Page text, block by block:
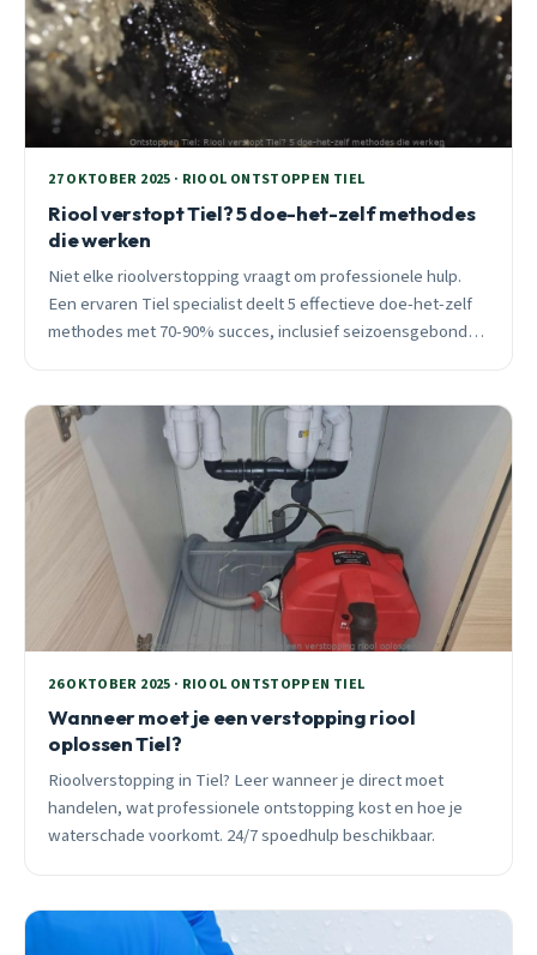
27 OKTOBER 2025 · RIOOL ONTSTOPPEN TIEL
Riool verstopt Tiel? 5 doe-het-zelf methodes
die werken
Niet elke rioolverstopping vraagt om professionele hulp.
Een ervaren Tiel specialist deelt 5 effectieve doe-het-zelf
methodes met 70-90% succes, inclusief seizoensgebonden
26 OKTOBER 2025 · RIOOL ONTSTOPPEN TIEL
Wanneer moet je een verstopping riool
oplossen Tiel?
Rioolverstopping in Tiel? Leer wanneer je direct moet
handelen, wat professionele ontstopping kost en hoe je
waterschade voorkomt. 24/7 spoedhulp beschikbaar.